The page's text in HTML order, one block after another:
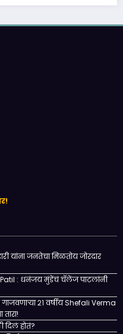
यांना जनतेचा मिळतोय जोरदार
: धनंजय मुंडेंचं चॅलेंज पाटलांनी
२१ वर्षीय Shefali Verma
दिलं होतं?